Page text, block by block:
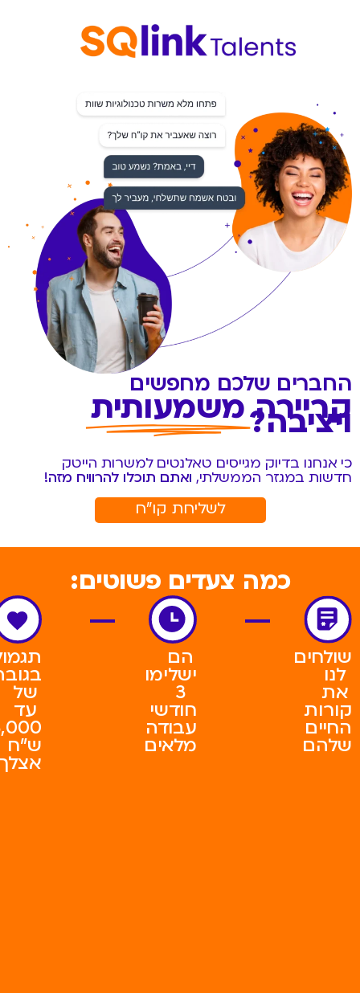
החברים שלכם מחפשים
קריירהמשמעותיתויציבה?
כי אנחנו בדיוק מגייסים טאלנטים למשרות הייטק
חדשות במגזר הממשלתי, ואתם תוכלו להרוויח מזה!
לשליחת קו"ח
כמה צעדים פשוטים:
שולחים
לנו
את
קורות
החיים
שלהם
הם
ישלימו
3
חודשי
עבודה
מלאים
של
עד
ש"ח